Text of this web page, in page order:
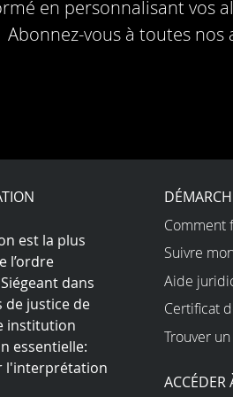
en personnalisant vos
Abonnez-vous à toutes nos
est la plus
l’ordre
dans
de justice de
institution
essentielle:
l'interprétation
Comment
Suivre
Aide
Certificat
Trouver
ACCÉDER